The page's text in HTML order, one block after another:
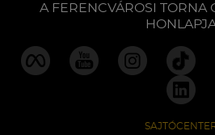
A FERENCVÁROSI TORNA